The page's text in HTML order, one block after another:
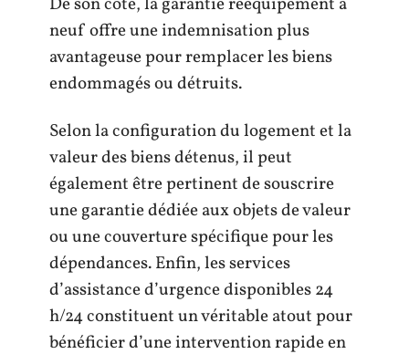
neuf offre une indemnisation plus
avantageuse pour remplacer les biens
endommagés ou détruits.
Selon la configuration du logement et la
valeur des biens détenus, il peut
également être pertinent de souscrire
une garantie dédiée aux objets de valeur
ou une couverture spécifique pour les
dépendances. Enfin, les services
d’assistance d’urgence disponibles 24
h/24 constituent un véritable atout pour
bénéficier d’une intervention rapide en